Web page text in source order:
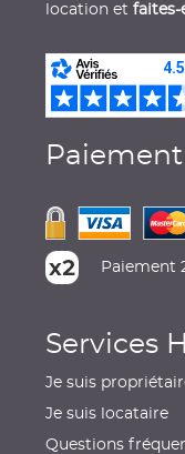
location etfaites-
Paiement
Services
Je suis
Je suis locataire
Questions